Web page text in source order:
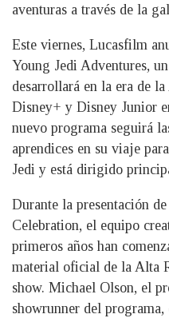
aventuras a través de la
Este viernes, Lucasfilm
Young Jedi Adventures,
desarrollará en la era de
Disney+ y Disney Junior
nuevo programa seguirá
aprendices en su viaje
Jedi y está dirigido
Durante la presentación
Celebration, el equipo
primeros años han
material oficial de la Alta
show. Michael Olson, el
showrunner del